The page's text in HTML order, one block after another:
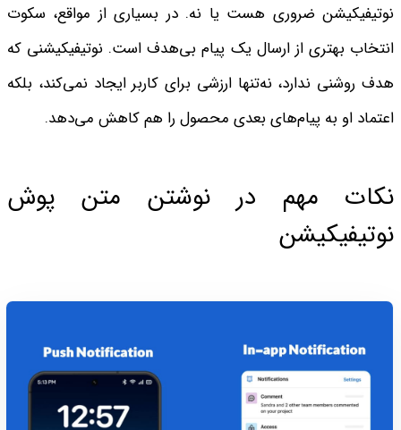
نوتیفیکیشن ضروری هست یا نه. در بسیاری از مواقع، سکوت
انتخاب بهتری از ارسال یک پیام بی‌هدف است. نوتیفیکیشنی که
هدف روشنی ندارد، نه‌تنها ارزشی برای کاربر ایجاد نمی‌کند، بلکه
اعتماد او به پیام‌های بعدی محصول را هم کاهش می‌دهد.
نکات مهم در نوشتن متن پوش
نوتیفیکیشن